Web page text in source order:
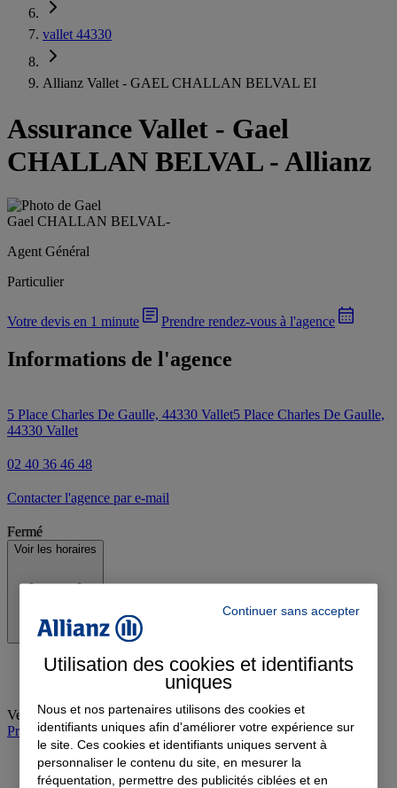
vallet 44330
Allianz Vallet - GAEL CHALLAN BELVAL EI
Assurance Vallet - Gael
CHALLAN BELVAL - Allianz
Gael CHALLAN BELVAL-
Agent Général
Particulier
Votre devis en 1 minute Prendre rendez-vous à l'agence
Informations de l'agence
5 Place Charles De Gaulle, 44330 Vallet5 Place Charles De Gaulle,
44330 Vallet
02 40 36 46 48
Contacter l'agence par e-mail
Fermé
Voir les horaires
Vendredi: 09:00-12:30, 14:00-18:30
Prendre rendez-vous à l'agence
Continuer sans accepter
Utilisation des cookies et identifiants
uniques
Nous et nos partenaires utilisons des cookies et
identifiants uniques afin d'améliorer votre expérience sur
le site. Ces cookies et identifiants uniques servent à
personnaliser le contenu du site, en mesurer la
fréquentation, permettre des publicités ciblées et en